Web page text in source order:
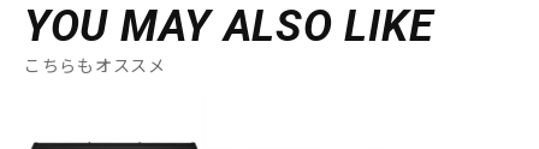
YOU MAY ALSO LIKE
こちらもオススメ